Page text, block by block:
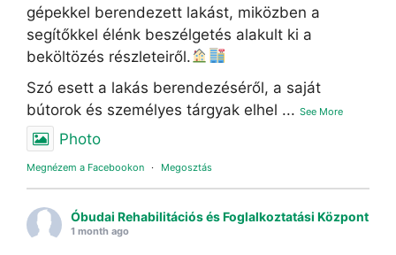
gépekkel berendezett lakást, miközben a
segítőkkel élénk beszélgetés alakult ki a
beköltözés részleteiről.
Szó esett a lakás berendezéséről, a saját
bútorok és személyes tárgyak elhel ... See More
Photo
Megnézem a Facebookon · Megosztás
Óbudai Rehabilitációs és Foglalkoztatási Központ
1 month ago